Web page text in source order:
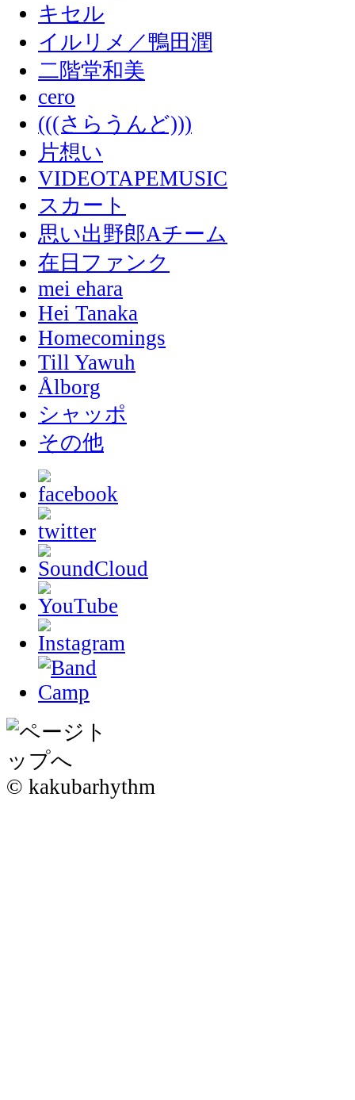
キセル
イルリメ／鴨田潤
二階堂和美
cero
(((さらうんど)))
片想い
VIDEOTAPEMUSIC
スカート
思い出野郎Aチーム
在日ファンク
mei ehara
Hei Tanaka
Homecomings
Till Yawuh
Ålborg
シャッポ
その他
© kakubarhythm